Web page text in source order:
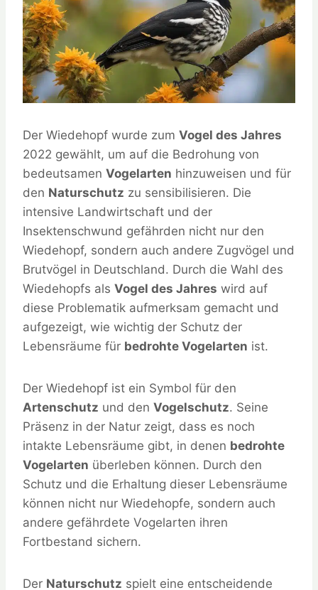
Der Wiedehopf wurde zum Vogel des Jahres
2022 gewählt, um auf die Bedrohung von
bedeutsamen Vogelarten hinzuweisen und für
den Naturschutz zu sensibilisieren. Die
intensive Landwirtschaft und der
Insektenschwund gefährden nicht nur den
Wiedehopf, sondern auch andere Zugvögel und
Brutvögel in Deutschland. Durch die Wahl des
Wiedehopfs als Vogel des Jahres wird auf
diese Problematik aufmerksam gemacht und
aufgezeigt, wie wichtig der Schutz der
Lebensräume für bedrohte Vogelarten ist.
Der Wiedehopf ist ein Symbol für den
Artenschutz und den Vogelschutz. Seine
Präsenz in der Natur zeigt, dass es noch
intakte Lebensräume gibt, in denen bedrohte
Vogelarten überleben können. Durch den
Schutz und die Erhaltung dieser Lebensräume
können nicht nur Wiedehopfe, sondern auch
andere gefährdete Vogelarten ihren
Fortbestand sichern.
Der Naturschutz spielt eine entscheidende